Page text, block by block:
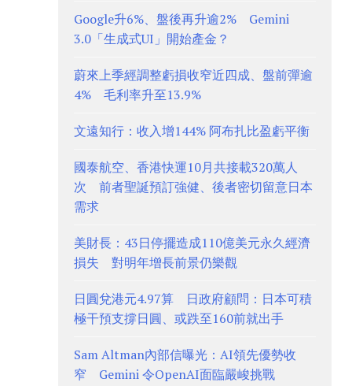
Google升6%、盤後再升逾2% Gemini
3.0「生成式UI」開始產金？
蔚來上季經調整虧損收窄近四成、盤前彈逾
4% 毛利率升至13.9%
文遠知行：收入增144% 阿布扎比盈虧平衡
國泰航空、香港快運10月共接載320萬人
次 前者聖誕預訂強健、後者密切留意日本
需求
美財長：43日停擺造成110億美元永久經濟
損失 對明年增長前景仍樂觀
日圓兌港元4.97算 日政府顧問：日本可積
極干預支撐日圓、或跌至160前就出手
Sam Altman內部信曝光：AI領先優勢收
窄 Gemini 令OpenAI面臨嚴峻挑戰